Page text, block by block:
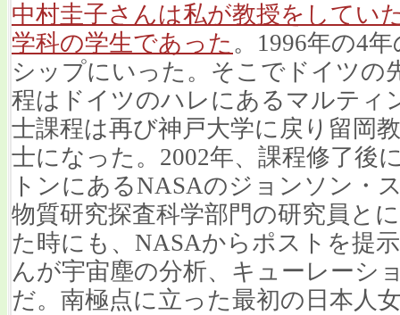
中村圭子さんは私が教授をしてい
学科の学生であった 。1996年の4
シップにいった。そこでドイツの
程はドイツのハレにあるマルティ
士課程は再び神戸大学に戻り留岡
士になった。2002年、課程修了後
トンにあるNASAのジョンソン・
物質研究探査科学部門の研究員と
た時にも、NASAからポストを提
んが宇宙塵の分析、キューレーシ
だ。南極点に立った最初の日本人